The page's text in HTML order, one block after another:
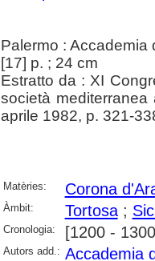
Palermo : Accademia
[17] p. ; 24 cm
Estratto da : XI
società mediterranea
aprile 1982, p. 321-
Matèries: Corona
Àmbit: Tortosa;
Cronologia: [1200 -
Autors add.: Accademia